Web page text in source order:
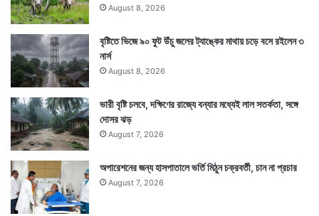
August 8, 2026
বৃষ্টিতে ভিজে ৯০ ফুট উঁচু জলের ট্যাঙ্কের মাথায় চড়ে বসে রইলেন ৩
নার্স
August 8, 2026
ভারী বৃষ্টি চলবে, দক্ষিণের রাজ্যে বন্যার মধ্যেই লাল সতর্কতা, সঙ্গে
দোসর ঝড়
August 7, 2026
অপারেশনের জন্য হাসপাতালে ভর্তি মিঠুন চক্রবর্তী, চান না প্রচার
August 7, 2026